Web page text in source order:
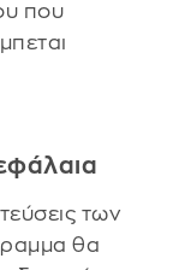
που
των
θα